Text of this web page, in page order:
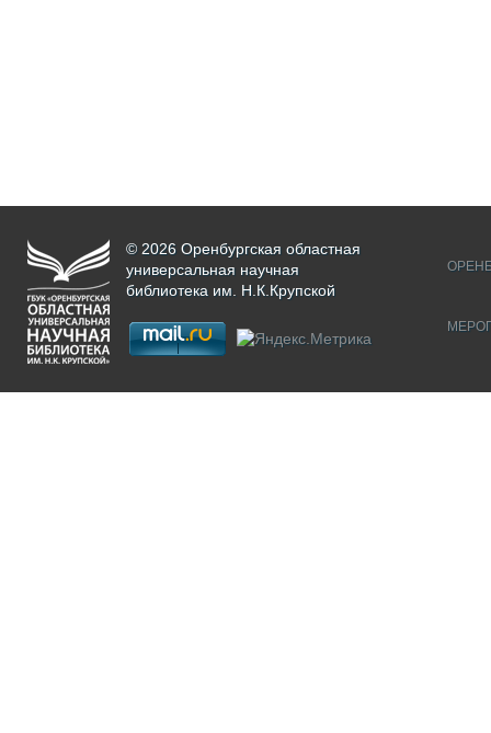
© 2026 Оренбургская областная
универсальная научная
библиотека им. Н.К.Крупской